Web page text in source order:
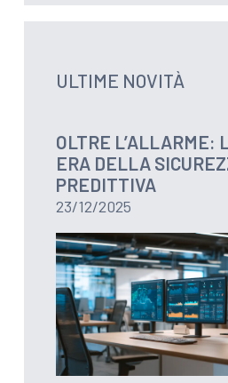
ULTIME NOVITÀ
OLTRE L’ALLARME:
ERA DELLA
PREDITTIVA
23/12/2025